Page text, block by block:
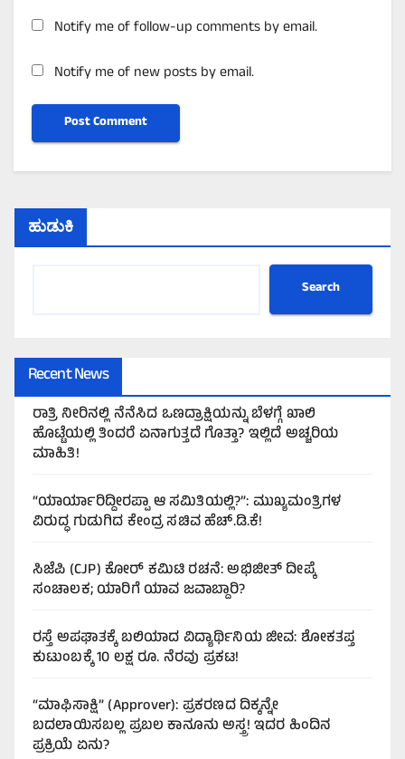
Notify me of follow-up comments by email.
Notify me of new posts by email.
ಹುಡುಕಿ
Search
Recent News
ರಾತ್ರಿ ನೀರಿನಲ್ಲಿ ನೆನೆಸಿದ ಒಣದ್ರಾಕ್ಷಿಯನ್ನು ಬೆಳಗ್ಗೆ ಖಾಲಿ
ಹೊಟ್ಟೆಯಲ್ಲಿ ತಿಂದರೆ ಏನಾಗುತ್ತದೆ ಗೊತ್ತಾ? ಇಲ್ಲಿದೆ ಅಚ್ಚರಿಯ
ಮಾಹಿತಿ!
“ಯಾರ್ಯಾರಿದ್ದೀರಪ್ಪಾ ಆ ಸಮಿತಿಯಲ್ಲಿ?”: ಮುಖ್ಯಮಂತ್ರಿಗಳ
ವಿರುದ್ಧ ಗುಡುಗಿದ ಕೇಂದ್ರ ಸಚಿವ ಹೆಚ್.ಡಿ.ಕೆ!
ಸಿಜೆಪಿ (CJP) ಕೋರ್ ಕಮಿಟಿ ರಚನೆ: ಅಭಿಜೀತ್ ದೀಪ್ಕೆ
ಸಂಚಾಲಕ; ಯಾರಿಗೆ ಯಾವ ಜವಾಬ್ದಾರಿ?
ರಸ್ತೆ ಅಪಘಾತಕ್ಕೆ ಬಲಿಯಾದ ವಿದ್ಯಾರ್ಥಿನಿಯ ಜೀವ: ಶೋಕತಪ್ತ
ಕುಟುಂಬಕ್ಕೆ 10 ಲಕ್ಷ ರೂ. ನೆರವು ಪ್ರಕಟ!
“ಮಾಫಿಸಾಕ್ಷಿ” (Approver): ಪ್ರಕರಣದ ದಿಕ್ಕನ್ನೇ
ಬದಲಾಯಿಸಬಲ್ಲ ಪ್ರಬಲ ಕಾನೂನು ಅಸ್ತ್ರ! ಇದರ ಹಿಂದಿನ
ಪ್ರಕ್ರಿಯೆ ಏನು?